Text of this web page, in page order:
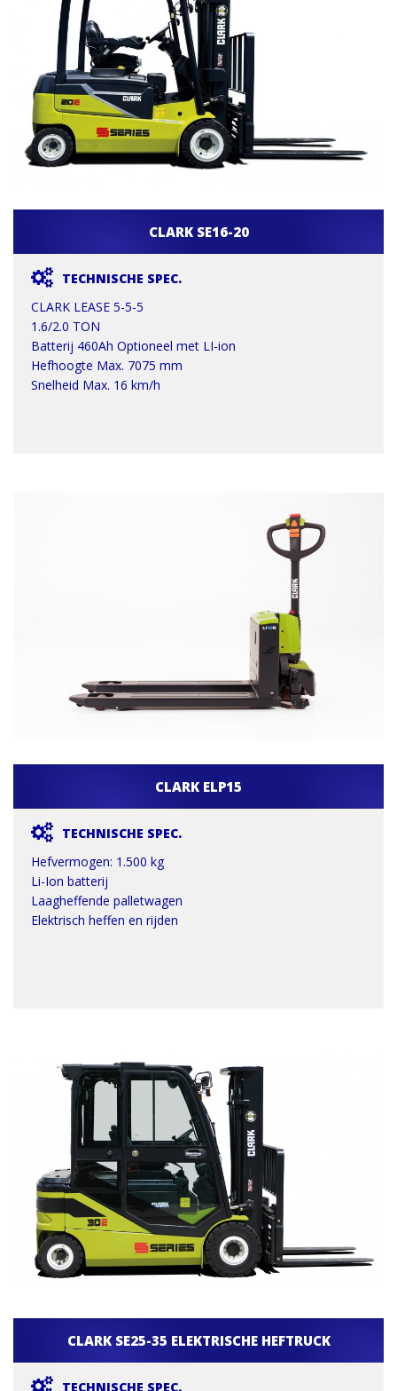
CLARK SE16-20
TECHNISCHE SPEC.
CLARK LEASE 5-5-5
1.6/2.0 TON
Batterij 460Ah Optioneel met LI-ion
Hefhoogte Max. 7075 mm
Snelheid Max. 16 km/h
CLARK ELP15
TECHNISCHE SPEC.
Hefvermogen: 1.500 kg
Li-Ion batterij
Laagheffende palletwagen
Elektrisch heffen en rijden
CLARK SE25-35 ELEKTRISCHE HEFTRUCK
TECHNISCHE SPEC.